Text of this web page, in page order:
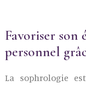
Favoriser son
personnel
La sophrologie